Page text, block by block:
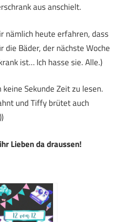
aus anschielt.
nämlich heute erfahren, dass
die Bäder, der nächste Woche
ist… Ich hasse sie. Alle.)
Sekunde Zeit zu lesen.
und Tiffy brütet auch
Lieben da draussen!